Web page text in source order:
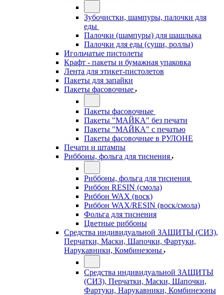
Зубочистки, шампуры, палочки для
еды
Палочки (шампуры) для шашлыка
Палочки для еды (суши, роллы)
Игольчатые пистолеты
Крафт - пакеты и бумажная упаковка
Лента для этикет-пистолетов
Пакеты для запайки
Пакеты фасовочные
Пакеты фасовочные
Пакеты "МАЙКА" без печати
Пакеты "МАЙКА" с печатью
Пакеты фасовочные в РУЛОНЕ
Печати и штампы
Риббоны, фольга для тиснения
Риббоны, фольга для тиснения
Риббон RESIN (смола)
Риббон WAX (воск)
Риббон WAX/RESIN (воск/смола)
Фольга для тиснения
Цветные риббоны
Средства индивидуальной ЗАЩИТЫ (СИЗ),
Перчатки, Маски, Шапочки, Фартуки,
Нарукавники, Комбинезоны
Средства индивидуальной ЗАЩИТЫ
(СИЗ), Перчатки, Маски, Шапочки,
Фартуки, Нарукавники, Комбинезоны